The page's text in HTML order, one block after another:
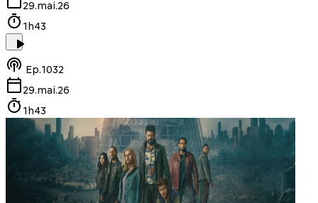
29.mai.26
1h43
Ep.1032
29.mai.26
1h43